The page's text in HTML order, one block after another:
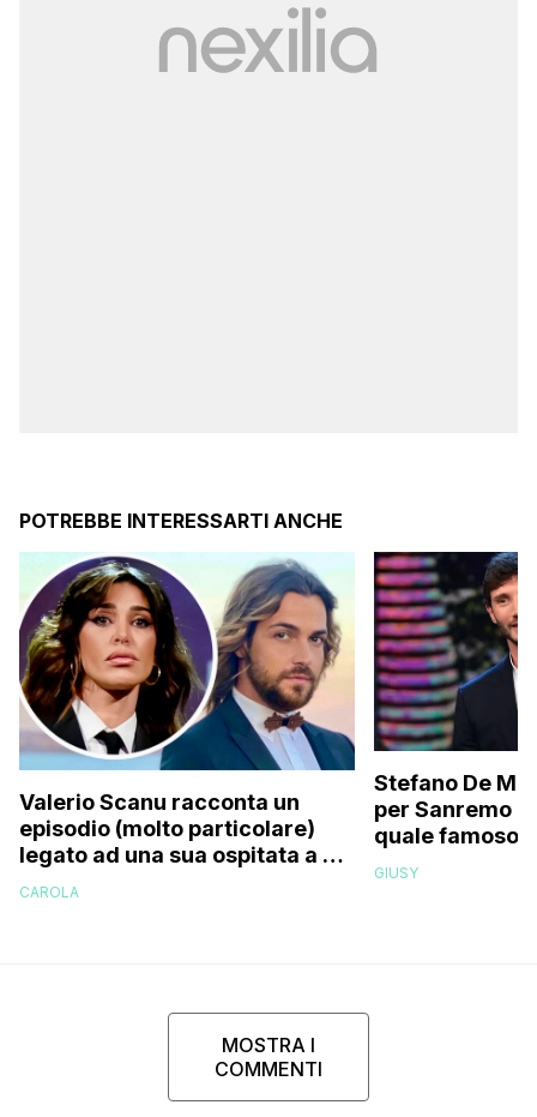
POTREBBE INTERESSARTI ANCHE
Valerio Scanu racconta un
episodio (molto particolare)
legato ad una sua ospitata a Le
Iene mai andata in onda: “Belen
CAROLA
Stefano De
per Sanremo
quale famoso
relativo
GIUSY
MOSTRA I
COMMENTI